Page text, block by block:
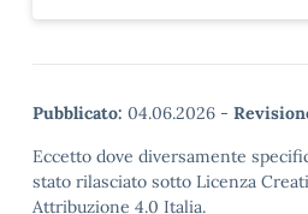
Pubblicato: 04.06.2026 -
Eccetto dove diversamente
stato rilasciato sotto Licenza
Attribuzione 4.0 Italia.